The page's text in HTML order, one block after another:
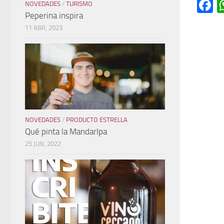
NOVEDADES / TURISMO
Peperina inspira
11 ABR, 2023
NOVEDADES / PRODUCTO ESTRELLA
Qué pinta la MandarIpa
25 JUN, 2022